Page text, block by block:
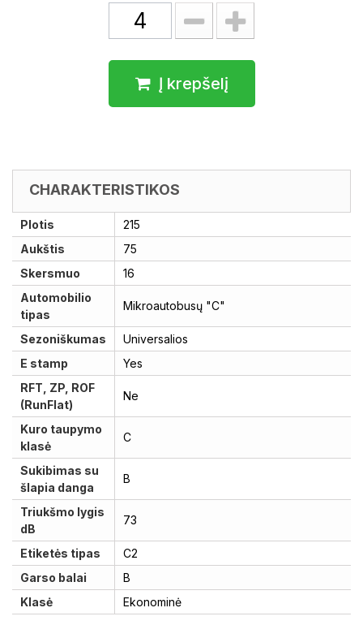
Į krepšelį
CHARAKTERISTIKOS
Plotis
215
Aukštis
75
Skersmuo
16
Automobilio
tipas
Mikroautobusų "C"
Sezoniškumas
Universalios
E stamp
Yes
RFT, ZP, ROF
(RunFlat)
Ne
Kuro taupymo
klasė
C
Sukibimas su
šlapia danga
B
Triukšmo lygis
dB
73
Etiketės tipas
C2
Garso balai
B
Klasė
Ekonominė